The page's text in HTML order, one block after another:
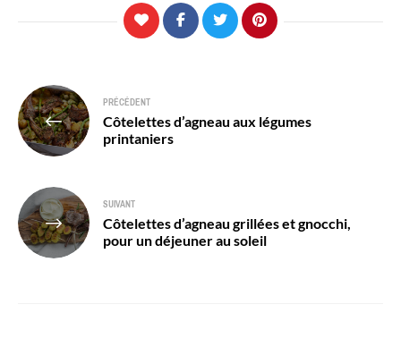
Navigation
de
l’article
PRÉCÉDENT
Côtelettes d’agneau aux légumes
printaniers
SUIVANT
Côtelettes d’agneau grillées et gnocchi,
pour un déjeuner au soleil